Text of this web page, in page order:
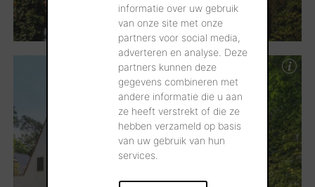
informatie over uw gebruik
van onze site met onze
partners voor social media,
adverteren en analyse. Deze
partners kunnen deze
gegevens combineren met
andere informatie die u aan
ze heeft verstrekt of die ze
hebben verzameld op basis
van uw gebruik van hun
services.